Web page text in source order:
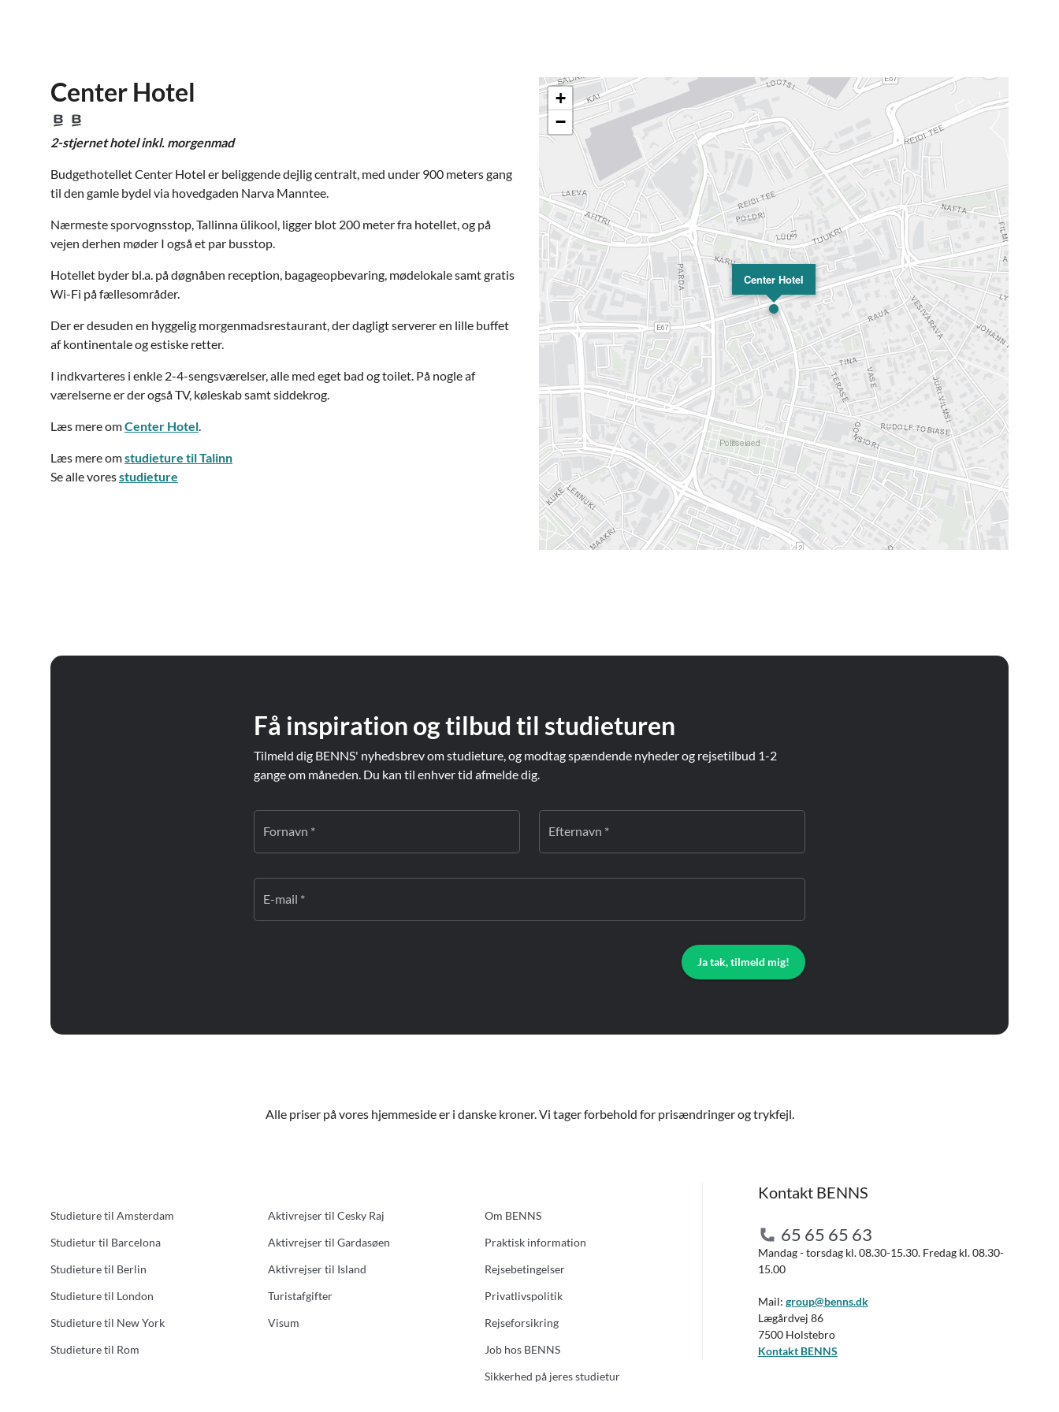
Center Hotel
2-stjernet hotel inkl. morgenmad
Budgethotellet Center Hotel er beliggende dejlig centralt, med under 900 meters gang
til den gamle bydel via hovedgaden Narva Manntee.
Nærmeste sporvognsstop, Tallinna ülikool, ligger blot 200 meter fra hotellet, og på
vejen derhen møder I også et par busstop.
Hotellet byder bl.a. på døgnåben reception, bagageopbevaring, mødelokale samt gratis
Wi-Fi på fællesområder.
Der er desuden en hyggelig morgenmadsrestaurant, der dagligt serverer en lille buffet
af kontinentale og estiske retter.
I indkvarteres i enkle 2-4-sengsværelser, alle med eget bad og toilet. På nogle af
værelserne er der også TV, køleskab samt siddekrog.
Læs mere omCenter Hotel.
Læs mere omstudieture til Talinn
Se alle voresstudieture
Center Hotel
+
−
Få inspiration og tilbud til studieturen
Tilmeld dig BENNS' nyhedsbrev om studieture, og modtag spændende nyheder og rejsetilbud 1-2
gange om måneden. Du kan til enhver tid afmelde dig.
Fornavn * Efternavn *
E-mail *
Ja tak, tilmeld mig!
Alle priser på vores hjemmeside er i danske kroner. Vi tager forbehold for prisændringer og trykfejl.
Studieture til Amsterdam
Studietur til Barcelona
Studieture til Berlin
Studieture til London
Studieture til New York
Studieture til Rom
Aktivrejser til Cesky Raj
Aktivrejser til Gardasøen
Aktivrejser til Island
Turistafgifter
Visum
Om BENNS
Praktisk information
Rejsebetingelser
Privatlivspolitik
Rejseforsikring
Job hos BENNS
Sikkerhed på jeres studietur
Kontakt BENNS
65 65 65 63
Mandag - torsdag kl. 08.30-15.30. Fredag kl. 08.30-
15.00
Mail: group@benns.dk
Lægårdvej 86
7500 Holstebro
Kontakt BENNS